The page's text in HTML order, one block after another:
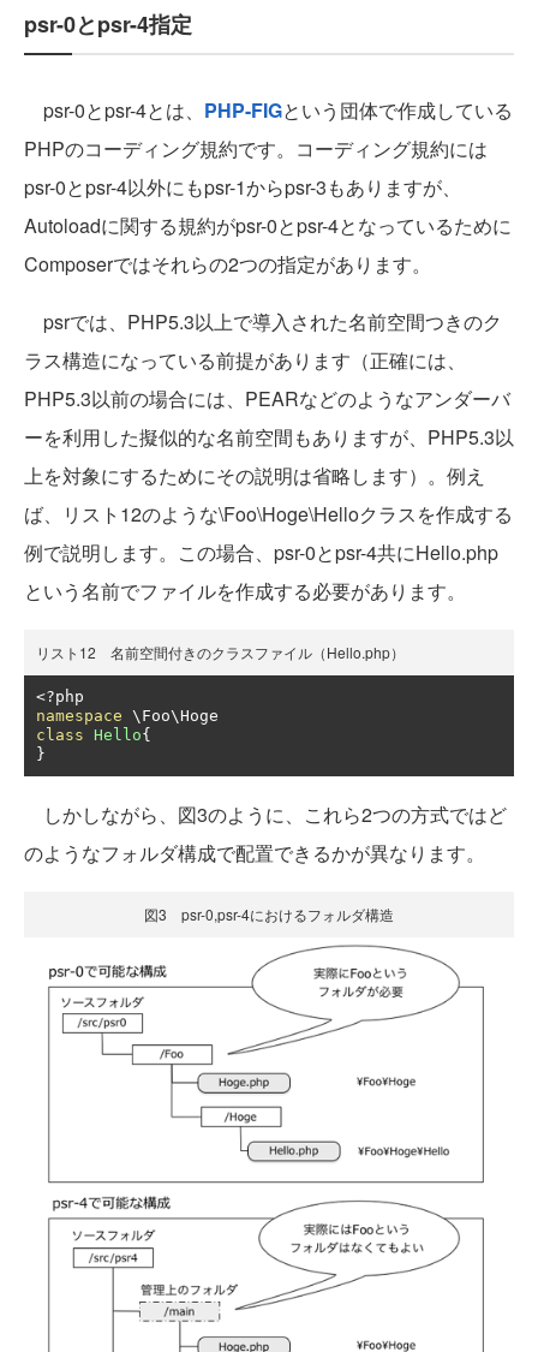
psr-0とpsr-4指定
psr-0とpsr-4とは、 PHP-FIGという団体で作成している
PHPのコーディング規約です。コーディング規約には
psr-0とpsr-4以外にもpsr-1からpsr-3もありますが、
Autoloadに関する規約がpsr-0とpsr-4となっているために
Composerではそれらの2つの指定があります。
psrでは、PHP5.3以上で導入された名前空間つきのク
ラス構造になっている前提があります（正確には、
PHP5.3以前の場合には、PEARなどのようなアンダーバ
ーを利用した擬似的な名前空間もありますが、PHP5.3以
上を対象にするためにその説明は省略します）。例え
ば、リスト12のような\Foo\Hoge\Helloクラスを作成する
例で説明します。この場合、psr-0とpsr-4共にHello.php
という名前でファイルを作成する必要があります。
リスト12 名前空間付きのクラスファイル（Hello.php）
<?
namespace
class Hello{
}
しかしながら、図3のように、これら2つの方式ではど
のようなフォルダ構成で配置できるかが異なります。
図3 psr-0,psr-4におけるフォルダ構造